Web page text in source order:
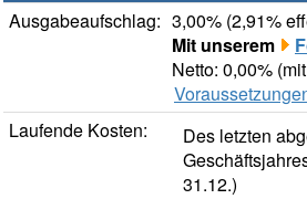
Ausgabeaufschlag: 3,00% (2,91%
Mit unserem
Netto: 0,00%
Laufende Kosten:
Des letzten
31.12.)